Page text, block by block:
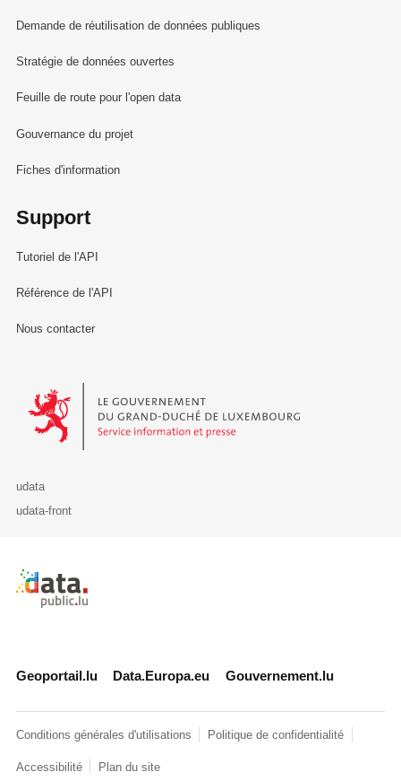
Demande de réutilisation de données publiques
Stratégie de données ouvertes
Feuille de route pour l'open data
Gouvernance du projet
Fiches d'information
Support
Tutoriel de l'API
Référence de l'API
Nous contacter
Le Gouvernement du Grand-Duché de Luxembourg - Service
udata
udata-front
Retour à l'accueil de data.public.lu
Geoportail.lu Data.Europa.eu Gouvernement.lu
Conditions générales d'utilisations Politique de confidentialité
Accessibilité Plan du site